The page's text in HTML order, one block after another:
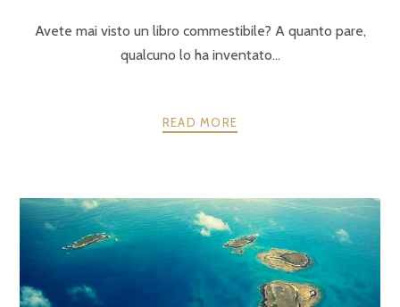
Avete mai visto un libro commestibile? A quanto pare,
qualcuno lo ha inventato…
READ MORE